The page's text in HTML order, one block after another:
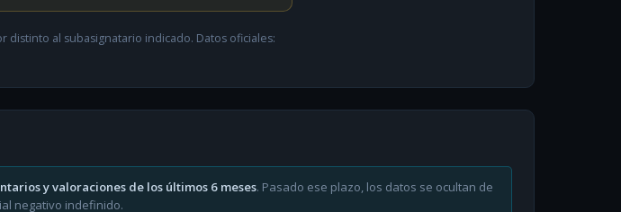
al subasignatario indicado. Datos oficiales:
y valoraciones de los últimos 6 meses. Pasado ese plazo, los datos se ocultan de
negativo indefinido.